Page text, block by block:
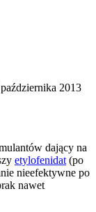
2013
dający na
etylofenidat (po
nieefektywne po
nawet